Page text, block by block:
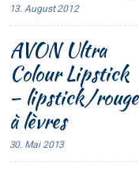
13. August 2012
AVON Ultra
Colour Lipstick
– lipstick/rouge
à lèvres
30. Mai 2013